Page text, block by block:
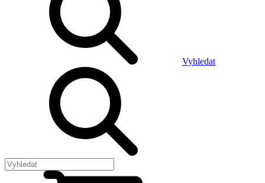
Vyhledat